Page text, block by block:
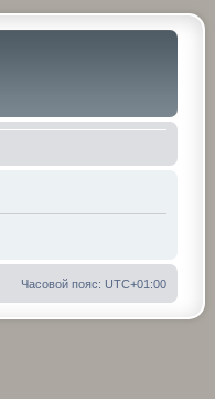
Часовой пояс: UTC+01:00